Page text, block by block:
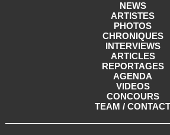
NEWS
ARTISTES
PHOTOS
CHRONIQUES
INTERVIEWS
ARTICLES
REPORTAGES
AGENDA
VIDEOS
CONCOURS
TEAM / CONTACT